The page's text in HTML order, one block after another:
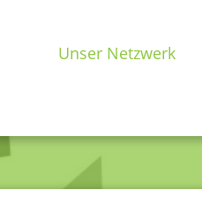
Unser Netzwerk